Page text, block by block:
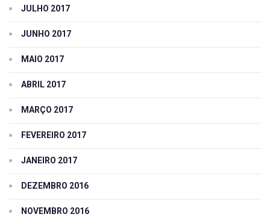
JULHO 2017
JUNHO 2017
MAIO 2017
ABRIL 2017
MARÇO 2017
FEVEREIRO 2017
JANEIRO 2017
DEZEMBRO 2016
NOVEMBRO 2016